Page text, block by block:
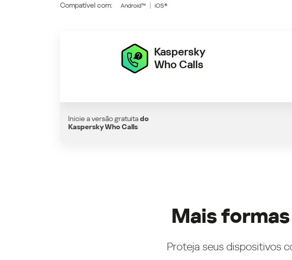
Compatível com: Android™ iOS®
Kaspersky
Who Calls
Inicie a versão gratuitado
Kaspersky Who Calls
Mais
Proteja seus dispositivos